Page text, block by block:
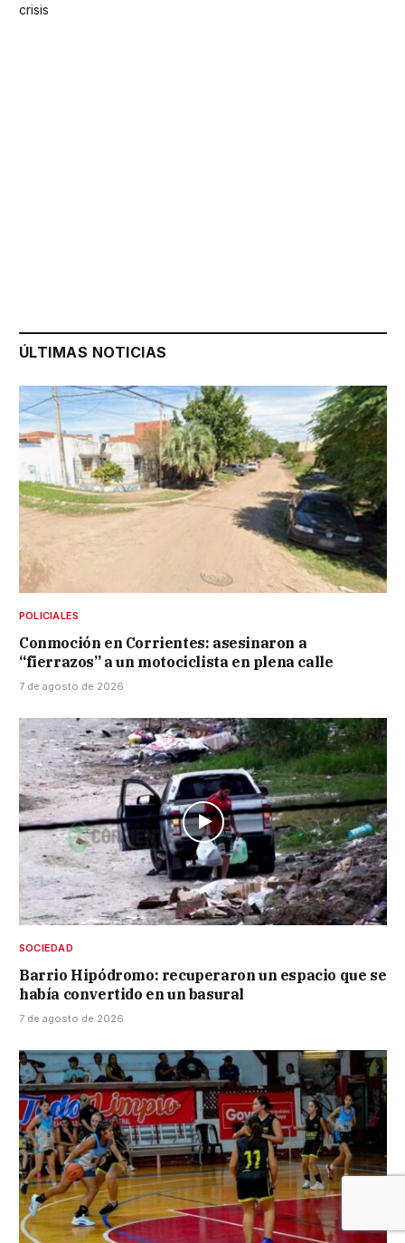
crisis
ÚLTIMAS NOTICIAS
POLICIALES
Conmoción en Corrientes: asesinaron a
“fierrazos” a un motociclista en plena calle
7 de agosto de 2026
SOCIEDAD
Barrio Hipódromo: recuperaron un espacio que se
había convertido en un basural
7 de agosto de 2026